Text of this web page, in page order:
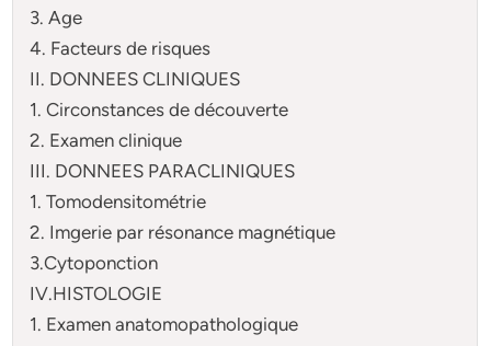
3. Age
4. Facteurs de risques
II. DONNEES CLINIQUES
1. Circonstances de découverte
2. Examen clinique
III. DONNEES PARACLINIQUES
1. Tomodensitométrie
2. Imgerie par résonance magnétique
3.Cytoponction
IV.HISTOLOGIE
1. Examen anatomopathologique